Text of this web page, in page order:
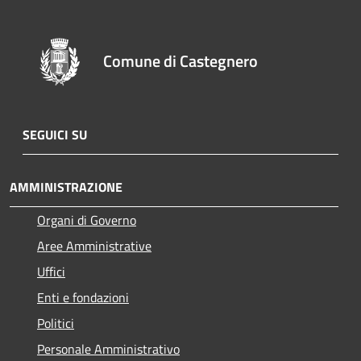
Comune di Castegnero
SEGUICI SU
AMMINISTRAZIONE
Organi di Governo
Aree Amministrative
Uffici
Enti e fondazioni
Politici
Personale Amministrativo